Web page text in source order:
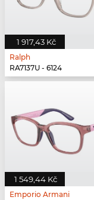
1 917,43 Kč
Ralph
RA7137U - 6124
1 549,44 Kč
Emporio Armani